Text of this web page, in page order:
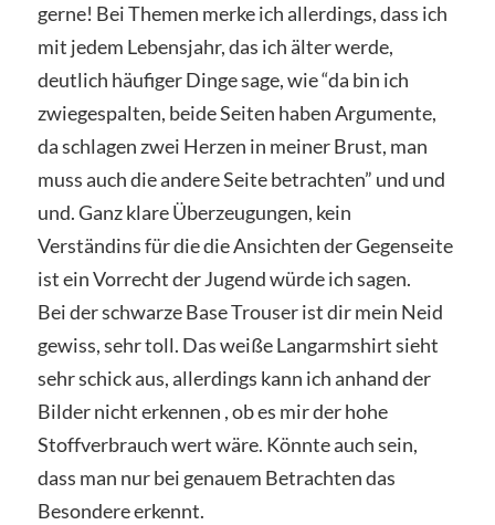
gerne! Bei Themen merke ich allerdings, dass ich
mit jedem Lebensjahr, das ich älter werde,
deutlich häufiger Dinge sage, wie “da bin ich
zwiegespalten, beide Seiten haben Argumente,
da schlagen zwei Herzen in meiner Brust, man
muss auch die andere Seite betrachten” und und
und. Ganz klare Überzeugungen, kein
Verständins für die die Ansichten der Gegenseite
ist ein Vorrecht der Jugend würde ich sagen.
Bei der schwarze Base Trouser ist dir mein Neid
gewiss, sehr toll. Das weiße Langarmshirt sieht
sehr schick aus, allerdings kann ich anhand der
Bilder nicht erkennen , ob es mir der hohe
Stoffverbrauch wert wäre. Könnte auch sein,
dass man nur bei genauem Betrachten das
Besondere erkennt.